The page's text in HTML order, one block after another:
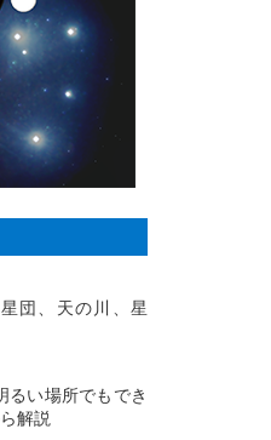
団、天の川、星
るい場所でもでき
解説